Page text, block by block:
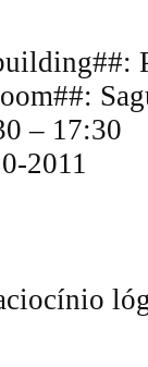
– 17:30
2011